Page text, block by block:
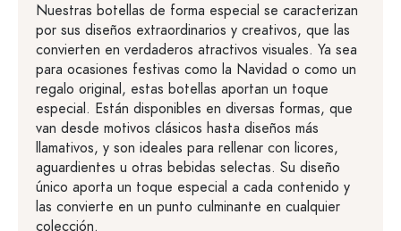
Nuestras botellas de forma especial se caracterizan
por sus diseños extraordinarios y creativos, que las
convierten en verdaderos atractivos visuales. Ya sea
para ocasiones festivas como la Navidad o como un
regalo original, estas botellas aportan un toque
especial. Están disponibles en diversas formas, que
van desde motivos clásicos hasta diseños más
llamativos, y son ideales para rellenar con licores,
aguardientes u otras bebidas selectas. Su diseño
único aporta un toque especial a cada contenido y
las convierte en un punto culminante en cualquier
colección.